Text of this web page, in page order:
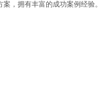
，拥有丰富的成功案例经验。